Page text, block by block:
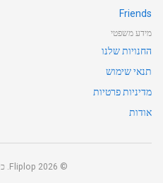
Friends
מידע משפטי
החנויות שלנו
תנאי שימוש
מדיניות פרטיות
אודות
©
2026